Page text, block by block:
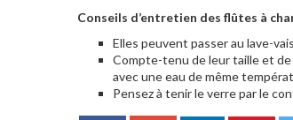
Conseils d’entretien des flûtes à
Elles peuvent passer au lave-
Compte-tenu de leur taille et de
avec une eau de même
Pensez à tenir le verre par le